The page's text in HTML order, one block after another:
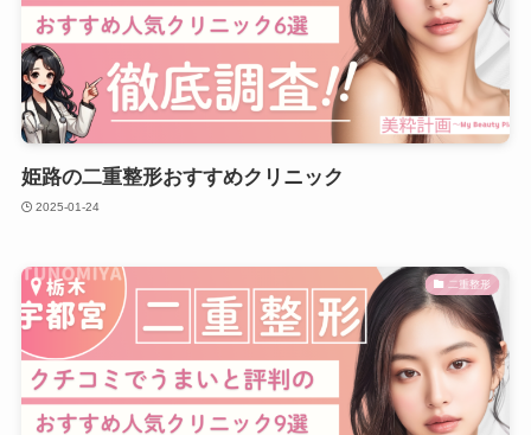
姫路の二重整形おすすめクリニック
2025-01-24
二重整形